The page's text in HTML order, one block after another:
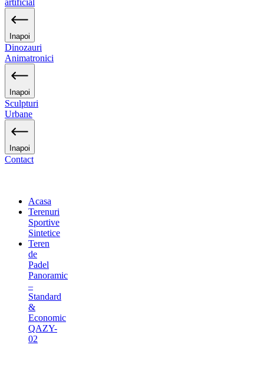
artificial
Inapoi
Dinozauri
Animatronici
Inapoi
Sculpturi
Urbane
Inapoi
Contact
Acasa
Terenuri
Sportive
Sintetice
Teren
de
Padel
Panoramic
–
Standard
&
Economic
QAZY-
02